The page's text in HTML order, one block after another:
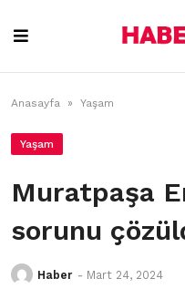
content
Anasayfa » Yaşam
Yaşam
Muratpaşa
sorunu
Haber - Mart 24, 2024